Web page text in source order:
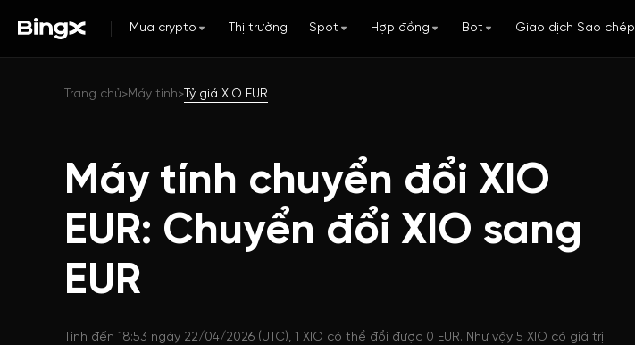
Mua crypto Thị trường Spot Hợp đồng Bot Giao dịch Sao chép
Trang chủ>Máy tính> Tỷ giá XIO EUR
Máy tính chuyển đổi XIO
EUR: Chuyển đổi XIO sang
EUR
Tính đến 18:53 ngày 22/04/2026 (UTC), 1 XIO có thể đổi được 0 EUR. Như vậy 5 XIO có giá trị